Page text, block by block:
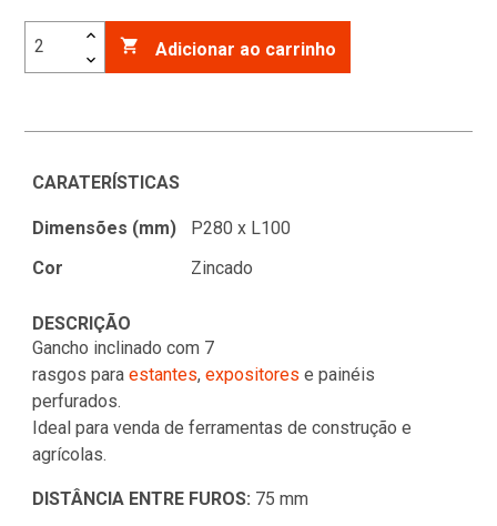
 Adicionar ao carrinho
CARATERÍSTICAS
Dimensões (mm)
P280 x L100
Cor
Zincado
DESCRIÇÃO
Gancho inclinado com 7
rasgos para estantes, expositores e painéis
perfurados.
Ideal para venda de ferramentas de construção e
agrícolas.
DISTÂNCIA ENTRE FUROS: 75 mm